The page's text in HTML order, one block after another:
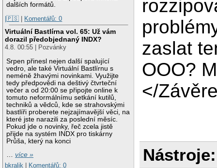
dalších formátů.
|🇵🇸
Komentářů: 0
Virtuální Bastlírna vol. 65: Už vám
dorazil předobjednaný INDX?
4.8. 00:55 | Pozvánky
Srpen přinesl nejen další spalující
vedro, ale také Virtuální Bastlírnu s
neméně žhavými novinkami. Využijte
tedy předpovědi na deštivý čtvrteční
večer a od 20:00 se připojte online k
tomuto neformálnímu setkání kutilů,
techniků a vědců, kde se strahovskými
bastlíři proberete nejzajímavější věci, na
které jste narazili za poslední měsíc.
Pokud jde o novinky, řeč zcela jistě
přijde na systém INDX pro tiskárny
Průša, který na konci
…více »
bkralik | Komentářů: 0
zaslat
OOO?
</
Nástroje: